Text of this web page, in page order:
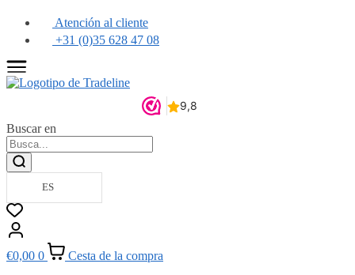
Atención al cliente
+31 (0)35 628 47 08
Buscar en
ES
€0,00 0
Cesta de la compra